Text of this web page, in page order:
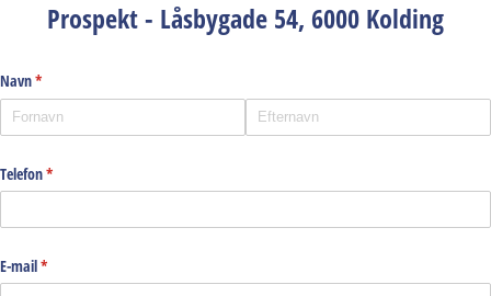
Prospekt - Låsbygade 54, 6000 Kolding
Navn*
(påkrævet)
Telefon*
(påkrævet)
E-mail*
(påkrævet)